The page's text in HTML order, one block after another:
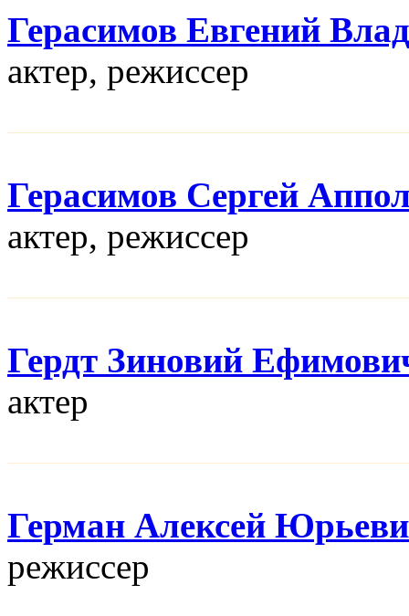
Герасимов Евгений
актер, режисcер
Герасимов Сергей
актер, режисcер
Гердт Зиновий
актер
Герман Алексей
режисcер